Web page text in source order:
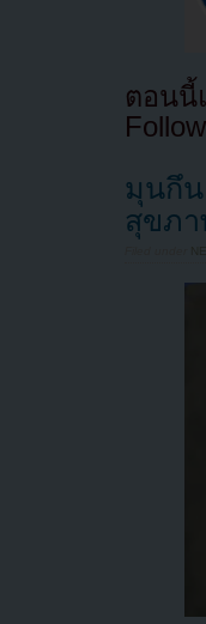
ตอนนี้
มุนกึ
สุขภ